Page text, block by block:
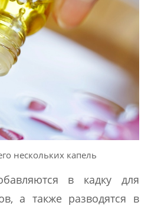
нескольких капель
в кадку для
а также разводятся в